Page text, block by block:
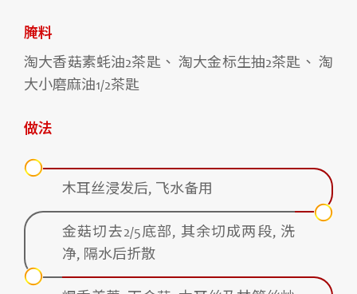
腌料
淘大香菇素蚝油2茶匙、 淘大金标生抽2茶匙、 淘
大小磨麻油1/2茶匙
做法
木耳丝浸发后, 飞水备用
金菇切去2/5底部, 其余切成两段, 洗
净, 隔水后折散